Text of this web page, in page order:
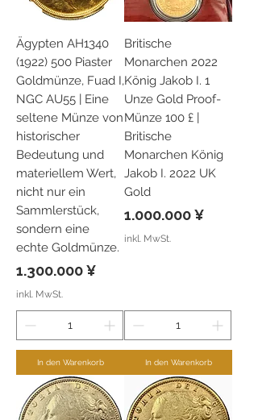
Ägypten AH1340
(1922) 500 Piaster
Goldmünze, Fuad I,
NGC AU55 | Eine
seltene Münze von
historischer
Bedeutung und
materiellem Wert,
nicht nur ein
Sammlerstück,
sondern eine
echte Goldmünze.
Preis
1.300.000 ¥
inkl. MwSt.
In den Warenkorb
Britische
Monarchen 2022
König Jakob I. 1
Unze Gold Proof-
Münze 100 £ |
Britische
Monarchen König
Jakob I. 2022 UK
Gold
Preis
1.000.000 ¥
inkl. MwSt.
In den Warenkorb